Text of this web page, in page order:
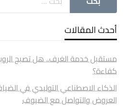
أحدث المقالات
مستقبل خدمة الغرف.. هل تصبح
كفاءة؟
الذكاء الاصطناعي التوليدي في
العروض والتواصل مع الضيوف